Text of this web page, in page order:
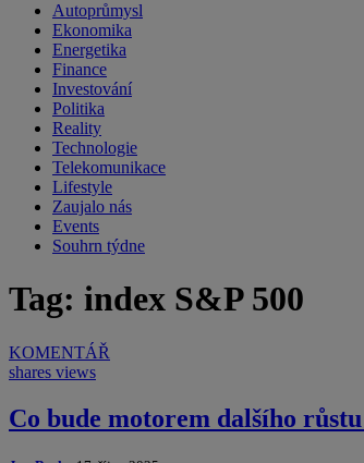
Autoprůmysl
Ekonomika
Energetika
Finance
Investování
Politika
Reality
Technologie
Telekomunikace
Lifestyle
Zaujalo nás
Events
Souhrn týdne
Tag: index S&P 500
KOMENTÁŘ
shares views
Co bude motorem dalšího